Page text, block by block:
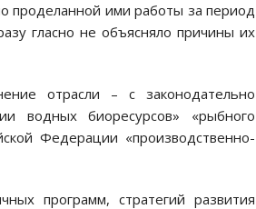
проделанной ими работы за период
гласно не объясняло причины их
отрасли – с законодательно
водных биоресурсов» «рыбного
Федерации «производственно-
программ, стратегий развития